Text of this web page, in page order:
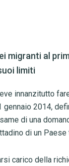
migranti al
limiti
innanzitutto
gennaio 2014,
di una
di un Paese
carico della